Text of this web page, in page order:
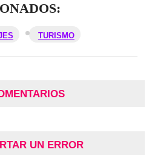
TURISMO
UN ERROR